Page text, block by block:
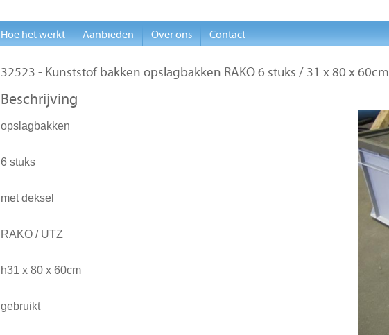
32523 - Kunststof bakken opslagbakken RAKO 6 stuks / 31 x 80 x 60cm
Beschrijving
opslagbakken
6 stuks
met deksel
RAKO / UTZ
h31 x 80 x 60cm
gebruikt
Hoe het werkt Aanbieden Over ons Contact